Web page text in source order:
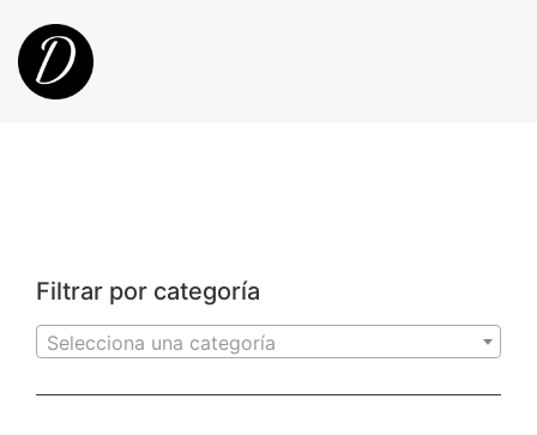
Filtrar por categoría
Selecciona una categoría